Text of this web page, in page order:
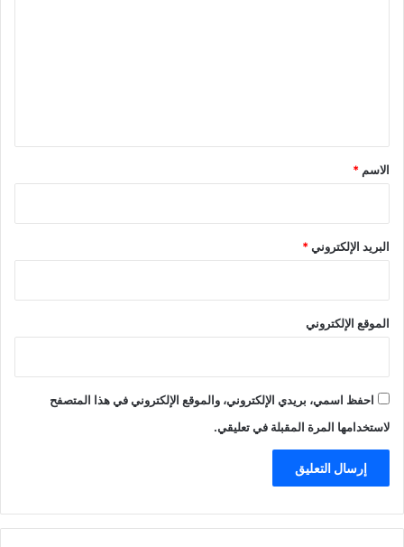
*
الاسم *
البريد الإلكتروني*
الموقع الإلكتروني
احفظ اسمي، بريدي الإلكتروني، والموقع الإلكتروني في هذا المتصفح
لاستخدامها المرة المقبلة في تعليقي.